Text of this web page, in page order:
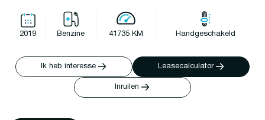
2019 Benzine 41735 KM Handgeschakeld
Ik heb interesse Leasecalculator
Inruilen